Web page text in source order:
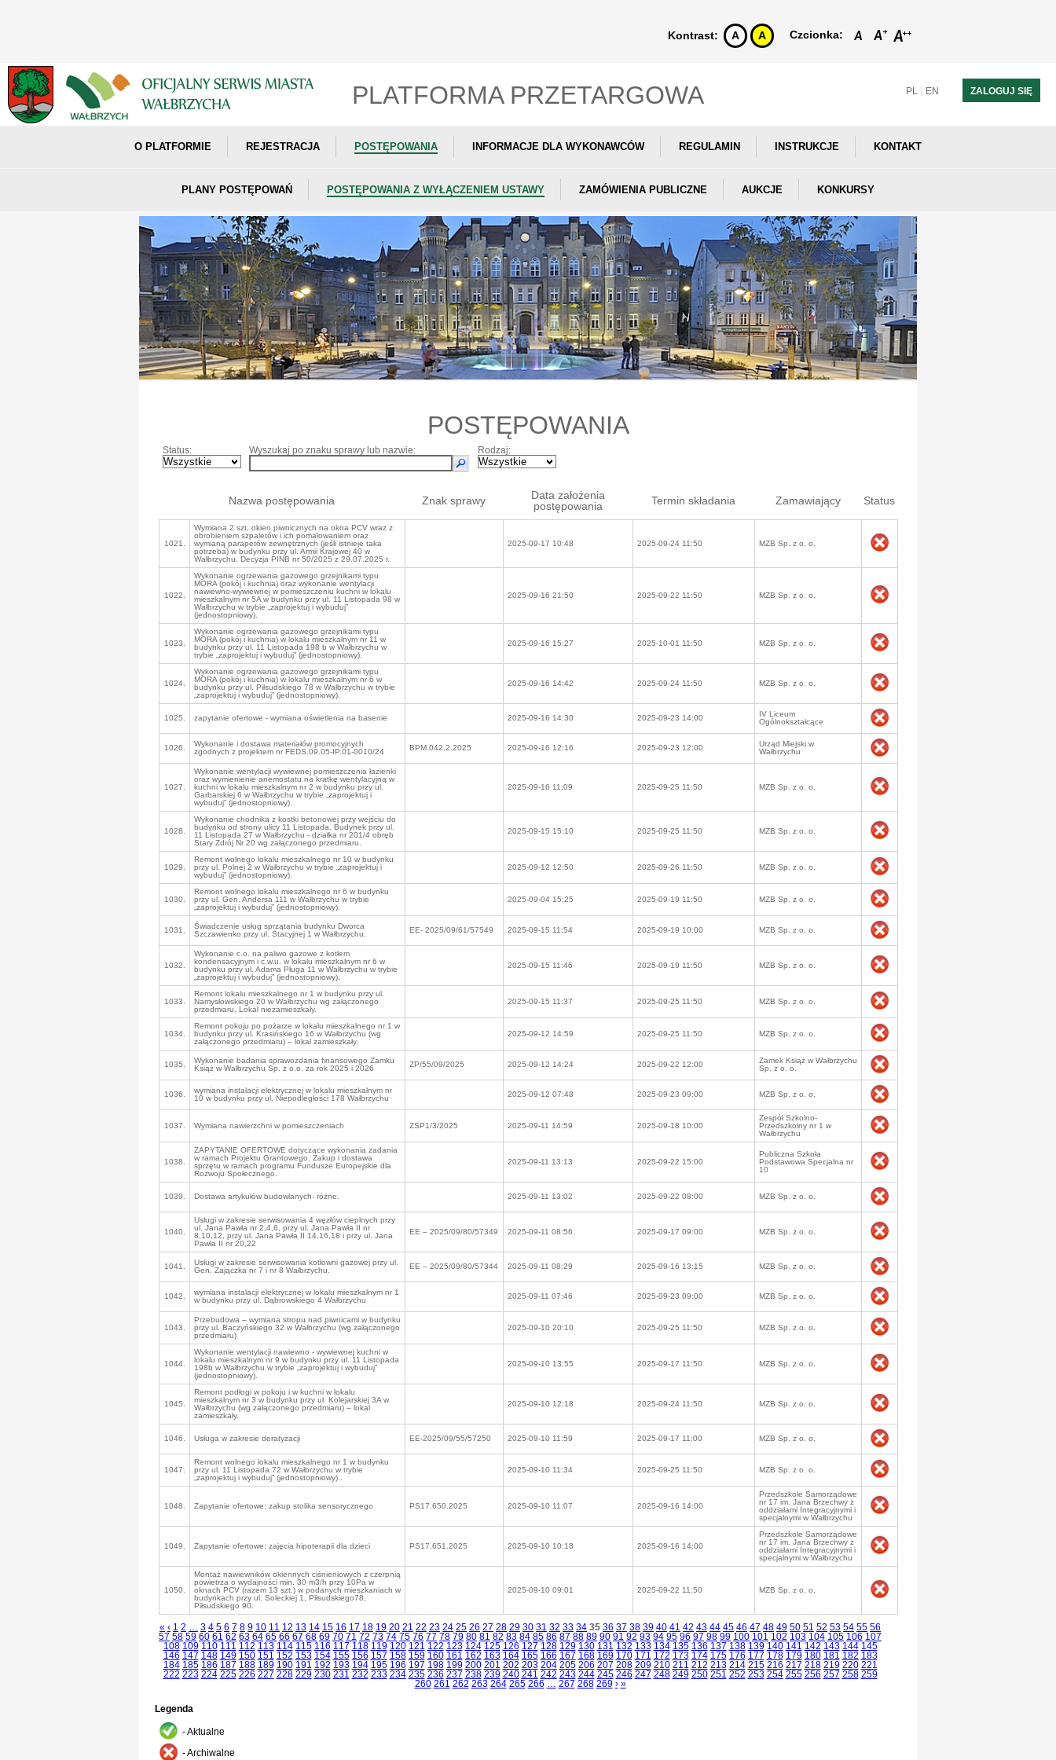
Czcionka:
Kontrast: A A
PLATFORMA PRZETARGOWA PL EN ZALOGUJ SIĘ
O PLATFORMIE REJESTRACJA POSTĘPOWANIA INFORMACJE DLA WYKONAWCÓW REGULAMIN INSTRUKCJE KONTAKT
PLANY POSTĘPOWAŃ POSTĘPOWANIA Z WYŁĄCZENIEM USTAWY ZAMÓWIENIA PUBLICZNE AUKCJE KONKURSY
POSTĘPOWANIA
Status: Wyszukaj po znaku sprawy lub nazwie: Rodzaj:
Nazwa postępowania Znak sprawy
Data założenia
postępowania
Termin składania Zamawiający Status
1021.
Wymiana 2 szt. okien piwnicznych na okna PCV wraz z
obrobieniem szpaletów i ich pomalowaniem oraz
wymianą parapetów zewnętrznych (jeśli istnieje taka
potrzeba) w budynku przy ul. Armii Krajowej 40 w
Wałbrzychu. Decyzja PINB nr 50/2025 z 29.07.2025 r.
2025-09-17 10:48 2025-09-24 11:50 MZB Sp. z o. o.
1022.
Wykonanie ogrzewania gazowego grzejnikami typu
MORA (pokój i kuchnia) oraz wykonanie wentylacji
nawiewno-wywiewnej w pomieszczeniu kuchni w lokalu
mieszkalnym nr 5A w budynku przy ul. 11 Listopada 98 w
Wałbrzychu w trybie „zaprojektuj i wybuduj”
(jednostopniowy).
2025-09-16 21:50 2025-09-22 11:50 MZB Sp. z o. o.
1023.
Wykonanie ogrzewania gazowego grzejnikami typu
MORA (pokój i kuchnia) w lokalu mieszkalnym nr 11 w
budynku przy ul. 11 Listopada 198 b w Wałbrzychu w
trybie „zaprojektuj i wybuduj” (jednostopniowy).
2025-09-16 15:27 2025-10-01 11:50 MZB Sp. z o. o.
1024.
Wykonanie ogrzewania gazowego grzejnikami typu
MORA (pokój i kuchnia) w lokalu mieszkalnym nr 6 w
budynku przy ul. Piłsudskiego 78 w Wałbrzychu w trybie
„zaprojektuj i wybuduj” (jednostopniowy).
2025-09-16 14:42 2025-09-24 11:50 MZB Sp. z o. o.
1025. zapytanie ofertowe - wymiana oświetlenia na basenie 2025-09-16 14:30 2025-09-23 14:00
IV Liceum
Ogólnokształcące
1026.
Wykonanie i dostawa materiałów promocyjnych
zgodnych z projektem nr FEDS.09.05-IP.01-0010/24
BPM.042.2.2025 2025-09-16 12:16 2025-09-23 12:00
Urząd Miejski w
Wałbrzychu
1027.
Wykonanie wentylacji wywiewnej pomieszczenia łazienki
oraz wymienienie anemostatu na kratkę wentylacyjną w
kuchni w lokalu mieszkalnym nr 2 w budynku przy ul.
Garbarskiej 6 w Wałbrzychu w trybie „zaprojektuj i
wybuduj” (jednostopniowy).
2025-09-16 11:09 2025-09-25 11:50 MZB Sp. z o. o.
1028.
Wykonanie chodnika z kostki betonowej przy wejściu do
budynku od strony ulicy 11 Listopada. Budynek przy ul.
11 Listopada 27 w Wałbrzychu - działka nr 201/4 obręb
Stary Zdrój Nr 20 wg załączonego przedmiaru.
2025-09-15 15:10 2025-09-25 11:50 MZB Sp. z o. o.
1029.
Remont wolnego lokalu mieszkalnego nr 10 w budynku
przy ul. Polnej 2 w Wałbrzychu w trybie „zaprojektuj i
wybuduj” (jednostopniowy).
2025-09-12 12:50 2025-09-26 11:50 MZB Sp. z o. o.
1030.
Remont wolnego lokalu mieszkalnego nr 6 w budynku
przy ul. Gen. Andersa 111 w Wałbrzychu w trybie
„zaprojektuj i wybuduj” (jednostopniowy).
2025-09-04 15:25 2025-09-19 11:50 MZB Sp. z o. o.
1031.
Świadczenie usług sprzątania budynku Dworca
Szczawienko przy ul. Stacyjnej 1 w Wałbrzychu.
EE- 2025/09/61/57549 2025-09-15 11:54 2025-09-19 10:00 MZB Sp. z o. o.
1032.
Wykonanie c.o. na paliwo gazowe z kotłem
kondensacyjnym i c.w.u. w lokalu mieszkalnym nr 6 w
budynku przy ul. Adama Pługa 11 w Wałbrzychu w trybie
„zaprojektuj i wybuduj” (jednostopniowy).
2025-09-15 11:46 2025-09-19 11:50 MZB Sp. z o. o.
1033.
Remont lokalu mieszkalnego nr 1 w budynku przy ul.
Namysłowskiego 20 w Wałbrzychu wg załączonego
przedmiaru. Lokal niezamieszkały.
2025-09-15 11:37 2025-09-25 11:50 MZB Sp. z o. o.
1034.
Remont pokoju po pożarze w lokalu mieszkalnego nr 1 w
budynku przy ul. Krasińskiego 16 w Wałbrzychu (wg
załączonego przedmiaru) – lokal zamieszkały.
2025-09-12 14:59 2025-09-25 11:50 MZB Sp. z o. o.
1035.
Wykonanie badania sprawozdania finansowego Zamku
Książ w Wałbrzychu Sp. z o.o. za rok 2025 i 2026
ZP/55/09/2025 2025-09-12 14:24 2025-09-22 12:00
Zamek Książ w Wałbrzychu
Sp. z o. o.
1036.
wymiana instalacji elektrycznej w lokalu mieszkalnym nr
10 w budynku przy ul. Niepodległości 178 Wałbrzychu
2025-09-12 07:48 2025-09-23 09:00 MZB Sp. z o. o.
1037. Wymiana nawierzchni w pomieszczeniach ZSP1/3/2025 2025-09-11 14:59 2025-09-18 10:00
Zespół Szkolno-
Przedszkolny nr 1 w
Wałbrzychu
1038.
ZAPYTANIE OFERTOWE dotyczące wykonania zadania
w ramach Projektu Grantowego. Zakup i dostawa
sprzętu w ramach programu Fundusze Europejskie dla
Rozwoju Społecznego.
2025-09-11 13:13 2025-09-22 15:00
Publiczna Szkoła
Podstawowa Specjalna nr
10
1039. Dostawa artykułów budowlanych- różne. 2025-09-11 13:02 2025-09-22 08:00 MZB Sp. z o. o.
1040.
Usługi w zakresie serwisowania 4 węzłów cieplnych przy
ul. Jana Pawła nr 2,4,6, przy ul. Jana Pawła II nr
8,10,12, przy ul. Jana Pawła II 14,16,18 i przy ul. Jana
Pawła II nr 20,22
EE – 2025/09/80/57349 2025-09-11 08:56 2025-09-17 09:00 MZB Sp. z o. o.
1041.
Usługi w zakresie serwisowania kotłowni gazowej przy ul.
Gen. Zajączka nr 7 i nr 8 Wałbrzychu.
EE – 2025/09/80/57344 2025-09-11 08:29 2025-09-16 13:15 MZB Sp. z o. o.
1042.
wymiana instalacji elektrycznej w lokalu mieszkalnym nr 1
w budynku przy ul. Dąbrowskiego 4 Wałbrzychu
2025-09-11 07:46 2025-09-23 09:00 MZB Sp. z o. o.
1043.
Przebudowa – wymiana stropu nad piwnicami w budynku
przy ul. Baczyńskiego 32 w Wałbrzychu (wg załączonego
przedmiaru)
2025-09-10 20:10 2025-09-25 11:50 MZB Sp. z o. o.
1044.
Wykonanie wentylacji nawiewno - wywiewnej kuchni w
lokalu mieszkalnym nr 9 w budynku przy ul. 11 Listopada
198b w Wałbrzychu w trybie „zaprojektuj i wybuduj”
(jednostopniowy).
2025-09-10 13:55 2025-09-17 11:50 MZB Sp. z o. o.
1045.
Remont podłogi w pokoju i w kuchni w lokalu
mieszkalnym nr 3 w budynku przy ul. Kolejarskiej 3A w
Wałbrzychu (wg załączonego przedmiaru) – lokal
zamieszkały.
2025-09-10 12:18 2025-09-24 11:50 MZB Sp. z o. o.
1046. Usługa w zakresie deratyzacji EE-2025/09/55/57250 2025-09-10 11:59 2025-09-17 11:00 MZB Sp. z o. o.
1047.
Remont wolnego lokalu mieszkalnego nr 1 w budynku
przy ul. 11 Listopada 72 w Wałbrzychu w trybie
„zaprojektuj i wybuduj” (jednostopniowy)..
2025-09-10 11:34 2025-09-25 11:50 MZB Sp. z o. o.
1048. Zapytanie ofertowe: zakup stolika sensorycznego PS17.650.2025 2025-09-10 11:07 2025-09-16 14:00
Przedszkole Samorządowe
nr 17 im. Jana Brzechwy z
oddziałami Integracyjnymi i
specjalnymi w Wałbrzychu
1049. Zapytanie ofertowe: zajęcia hipoterapii dla dzieci PS17.651.2025 2025-09-10 10:18 2025-09-16 14:00
Przedszkole Samorządowe
nr 17 im. Jana Brzechwy z
oddziałami Integracyjnymi i
specjalnymi w Wałbrzychu
1050.
Montaż nawiewników okiennych ciśnieniowych z czerpnią
powietrza o wydajności min. 30 m3/h przy 10Pa w
oknach PCV (razem 13 szt.) w podanych mieszkaniach w
budynkach przy ul. Soleckiej 1, Piłsudskiego78,
Piłsudskiego 90.
2025-09-10 09:01 2025-09-22 11:50 MZB Sp. z o. o.
« ‹ 1 2 … 3 4 5 6 7 8 9 10 11 12 13 14 15 16 17 18 19 20 21 22 23 24 25 26 27 28 29 30 31 32 33 34 35 36 37 38 39 40 41 42 43 44 45 46 47 48 49 50 51 52 53 54 55 56
57 58 59 60 61 62 63 64 65 66 67 68 69 70 71 72 73 74 75 76 77 78 79 80 81 82 83 84 85 86 87 88 89 90 91 92 93 94 95 96 97 98 99 100 101 102 103 104 105 106 107
108 109 110 111 112 113 114 115 116 117 118 119 120 121 122 123 124 125 126 127 128 129 130 131 132 133 134 135 136 137 138 139 140 141 142 143 144 145
146 147 148 149 150 151 152 153 154 155 156 157 158 159 160 161 162 163 164 165 166 167 168 169 170 171 172 173 174 175 176 177 178 179 180 181 182 183
184 185 186 187 188 189 190 191 192 193 194 195 196 197 198 199 200 201 202 203 204 205 206 207 208 209 210 211 212 213 214 215 216 217 218 219 220 221
222 223 224 225 226 227 228 229 230 231 232 233 234 235 236 237 238 239 240 241 242 243 244 245 246 247 248 249 250 251 252 253 254 255 256 257 258 259
260 261 262 263 264 265 266 … 267 268 269 › »
Legenda
- Aktualne
- Archiwalne